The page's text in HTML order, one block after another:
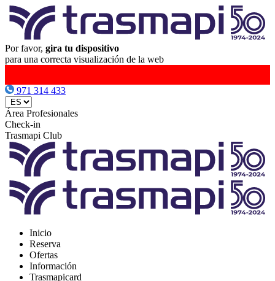
Por favor, gira tu dispositivo
para una correcta visualización de la web
971 314 433
Área Profesionales
Check-in
Trasmapi Club
Inicio
Reserva
Ofertas
Información
Trasmapicard